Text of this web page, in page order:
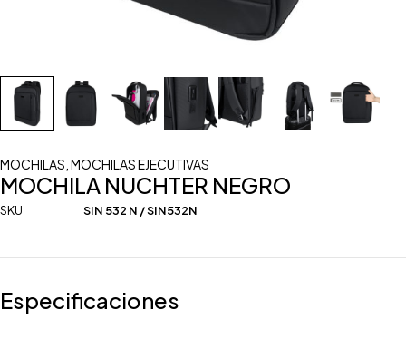
MOCHILAS MOCHILAS EJECUTIVAS
MOCHILA NUCHTER NEGRO
SKU SIN 532 N / SIN532N
Especificaciones